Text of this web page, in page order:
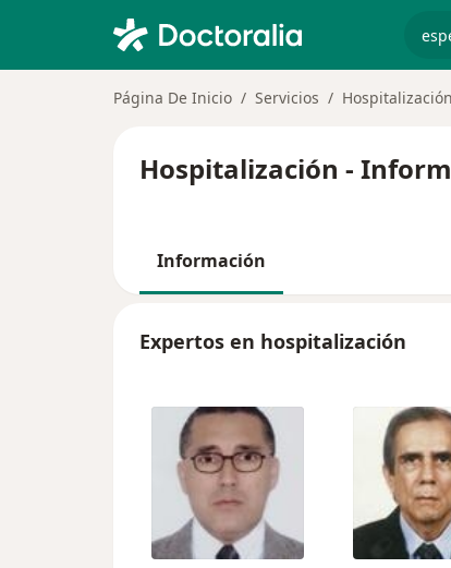
Página De Inicio Servicios Hospitalización
Hospitalización -
Información
Expertos en hospitalización